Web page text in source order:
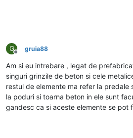
G
Deconectat
gruia88
Am si eu intrebare , legat de
singuri grinzile de beton si cele
restul de elemente ma refer la predale
la poduri si toarna beton in ele sunt
gandesc ca si aceste elemente se pot